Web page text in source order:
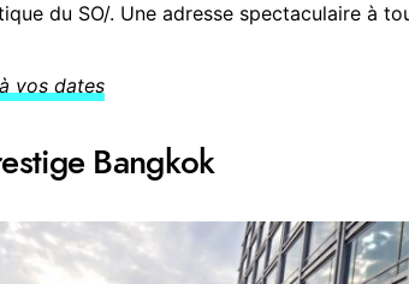
du SO/. Une adresse spectaculaire à
vos dates
Bangkok